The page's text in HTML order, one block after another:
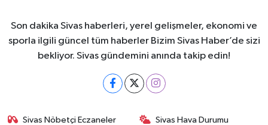
Son dakika Sivas haberleri, yerel gelişmeler, ekonomi ve
sporla ilgili güncel tüm haberler Bizim Sivas Haber’de sizi
bekliyor. Sivas gündemini anında takip edin!
Sivas Nöbetçi Eczaneler Sivas Hava Durumu